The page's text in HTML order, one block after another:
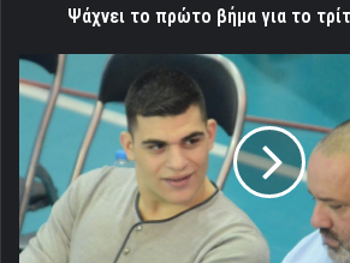
Ψάχνει το πρώτο βήμα για το
Παρών
και
ποδόσφαιρο
στη
"μάχη"
του
Ρέντη